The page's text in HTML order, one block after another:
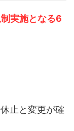
実施となる6
止と変更が確